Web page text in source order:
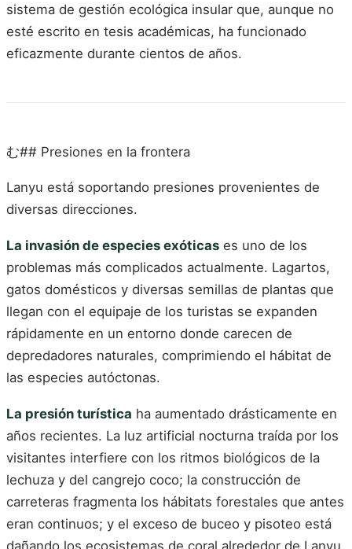
sistema de gestión ecológica insular que, aunque no
esté escrito en tesis académicas, ha funcionado
eficazmente durante cientos de años.
む## Presiones en la frontera
Lanyu está soportando presiones provenientes de
diversas direcciones.
La invasión de especies exóticas es uno de los
problemas más complicados actualmente. Lagartos,
gatos domésticos y diversas semillas de plantas que
llegan con el equipaje de los turistas se expanden
rápidamente en un entorno donde carecen de
depredadores naturales, comprimiendo el hábitat de
las especies autóctonas.
La presión turística ha aumentado drásticamente en
años recientes. La luz artificial nocturna traída por los
visitantes interfiere con los ritmos biológicos de la
lechuza y del cangrejo coco; la construcción de
carreteras fragmenta los hábitats forestales que antes
eran continuos; y el exceso de buceo y pisoteo está
dañando los ecosistemas de coral alrededor de Lanyu.